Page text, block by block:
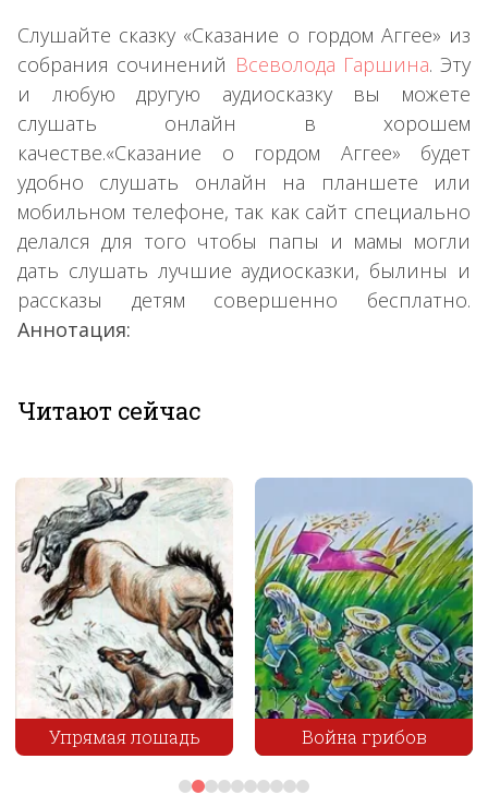
Слушайте сказку «Сказание о гордом Аггее» из
собрания сочинений Всеволода Гаршина. Эту
и любую другую аудиосказку вы можете
слушать онлайн в хорошем
качестве.«Сказание о гордом Аггее» будет
удобно слушать онлайн на планшете или
мобильном телефоне, так как сайт специально
делался для того чтобы папы и мамы могли
дать слушать лучшие аудиосказки, былины и
рассказы детям совершенно бесплатно.
Аннотация:
Читают сейчас
Упрямая лошадь Война грибов